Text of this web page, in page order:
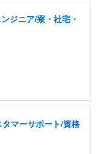
ジニア/寮・社宅・
マーサポート/資格